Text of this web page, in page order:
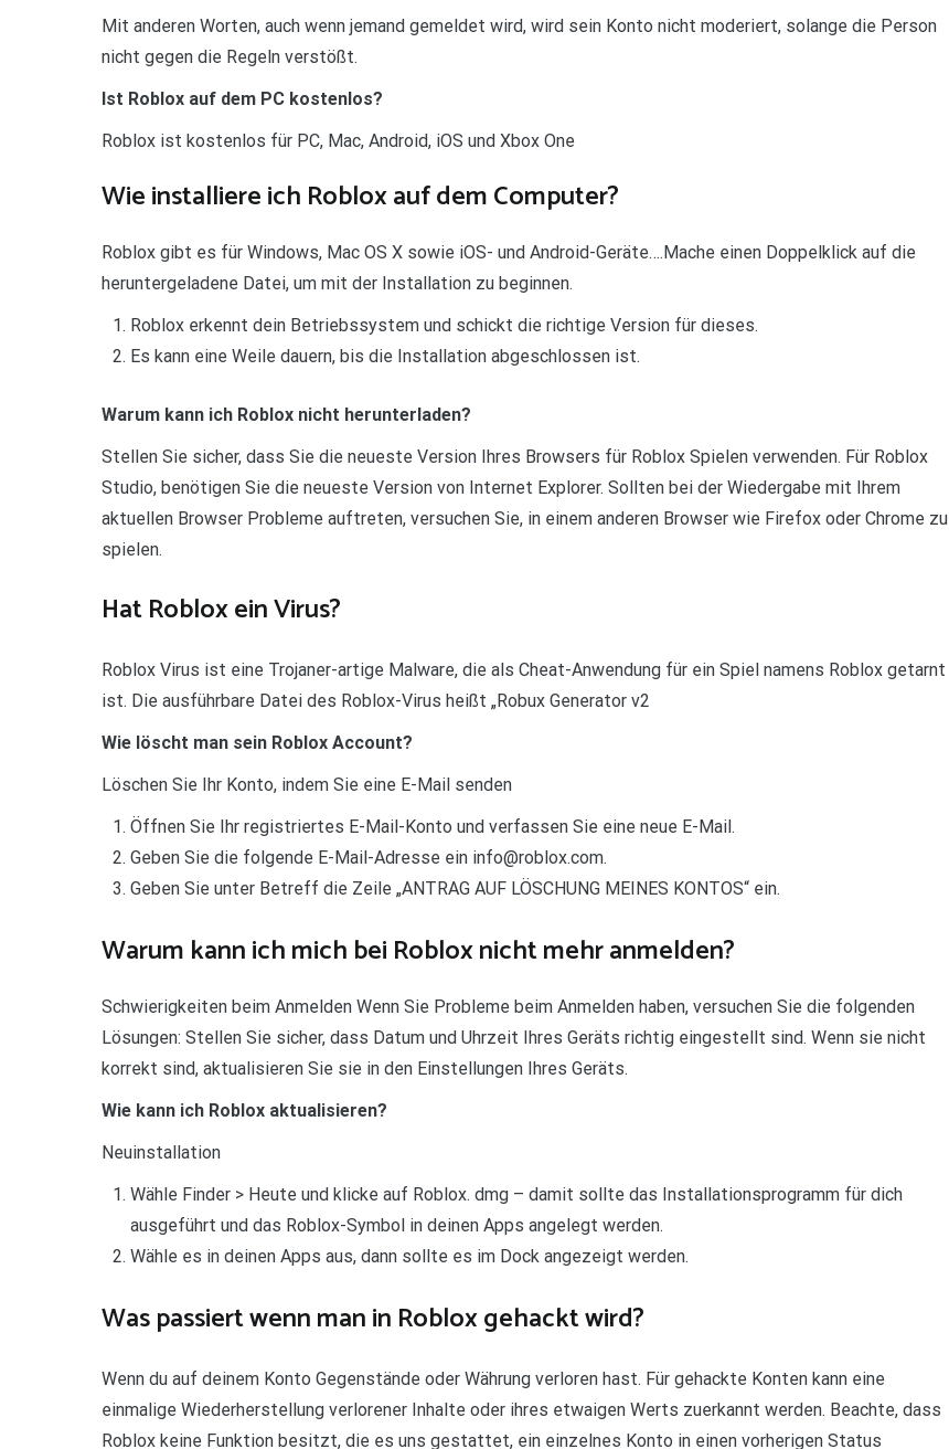
Mit anderen Worten, auch wenn jemand gemeldet wird, wird sein Konto nicht moderiert, solange die Person
nicht gegen die Regeln verstößt.
Ist Roblox auf dem PC kostenlos?
Roblox ist kostenlos für PC, Mac, Android, iOS und Xbox One
Wie installiere ich Roblox auf dem Computer?
Roblox gibt es für Windows, Mac OS X sowie iOS- und Android-Geräte….Mache einen Doppelklick auf die
heruntergeladene Datei, um mit der Installation zu beginnen.
Roblox erkennt dein Betriebssystem und schickt die richtige Version für dieses.
Es kann eine Weile dauern, bis die Installation abgeschlossen ist.
Warum kann ich Roblox nicht herunterladen?
Stellen Sie sicher, dass Sie die neueste Version Ihres Browsers für Roblox Spielen verwenden. Für Roblox
Studio, benötigen Sie die neueste Version von Internet Explorer. Sollten bei der Wiedergabe mit Ihrem
aktuellen Browser Probleme auftreten, versuchen Sie, in einem anderen Browser wie Firefox oder Chrome zu
spielen.
Hat Roblox ein Virus?
Roblox Virus ist eine Trojaner-artige Malware, die als Cheat-Anwendung für ein Spiel namens Roblox getarnt
ist. Die ausführbare Datei des Roblox-Virus heißt „Robux Generator v2
Wie löscht man sein Roblox Account?
Löschen Sie Ihr Konto, indem Sie eine E-Mail senden
Öffnen Sie Ihr registriertes E-Mail-Konto und verfassen Sie eine neue E-Mail.
Geben Sie die folgende E-Mail-Adresse ein info@roblox.com.
Geben Sie unter Betreff die Zeile „ANTRAG AUF LÖSCHUNG MEINES KONTOS“ ein.
Warum kann ich mich bei Roblox nicht mehr anmelden?
Schwierigkeiten beim Anmelden Wenn Sie Probleme beim Anmelden haben, versuchen Sie die folgenden
Lösungen: Stellen Sie sicher, dass Datum und Uhrzeit Ihres Geräts richtig eingestellt sind. Wenn sie nicht
korrekt sind, aktualisieren Sie sie in den Einstellungen Ihres Geräts.
Wie kann ich Roblox aktualisieren?
Neuinstallation
Wähle Finder > Heute und klicke auf Roblox. dmg – damit sollte das Installationsprogramm für dich
ausgeführt und das Roblox-Symbol in deinen Apps angelegt werden.
Wähle es in deinen Apps aus, dann sollte es im Dock angezeigt werden.
Was passiert wenn man in Roblox gehackt wird?
Wenn du auf deinem Konto Gegenstände oder Währung verloren hast. Für gehackte Konten kann eine
einmalige Wiederherstellung verlorener Inhalte oder ihres etwaigen Werts zuerkannt werden. Beachte, dass
Roblox keine Funktion besitzt, die es uns gestattet, ein einzelnes Konto in einen vorherigen Status